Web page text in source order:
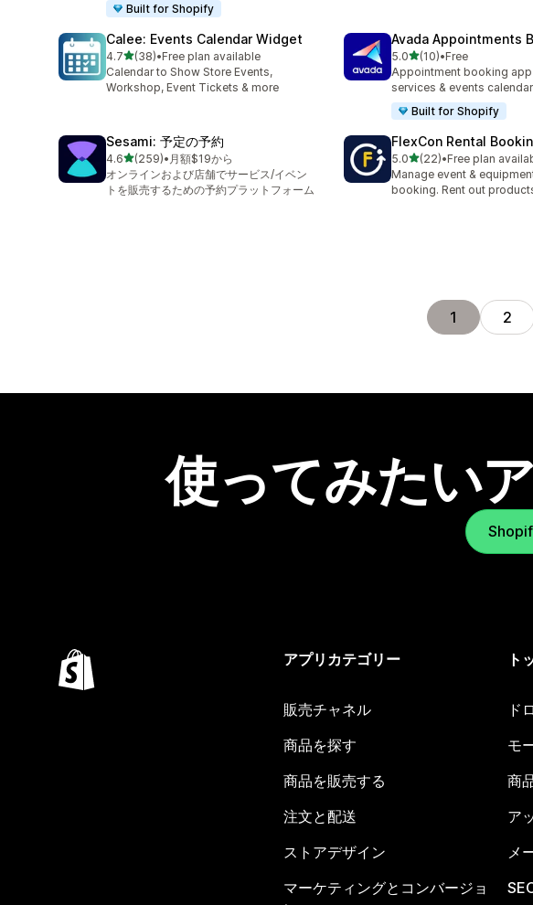
Built for Shopify
Calee: Events Calendar Widget
4.75つ星中
(38)
合計レビュー数：38件
•Free plan available
Calendar to Show Store Events,
Workshop, Event Tickets & more
Avada Appointments
5.05つ星中
(10)
合計レビュー数：10件
•Free
Appointment booking
services & events calendar
Built for Shopify
Sesami: 予定の予約
4.65つ星中
(259)
合計レビュー数：259件
• 月額$19から
オンラインおよび店舗でサービス/イベン
トを販売するための予約プラットフォーム
FlexCon Rental
5.05つ星中
(22)
合計レビュー数：22件
•Free plan
Manage event &
booking. Rent out
1 2
使ってみたい
アプリカテゴリー
販売チャネル
商品を探す
商品を販売する
注文と配送
ストアデザイン
マーケティングとコンバージョ
ト
ド
モ
商
ア
メ